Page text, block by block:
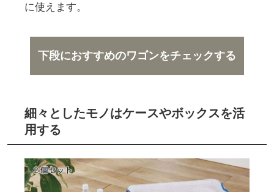
に使えます。
下段におすすめのワゴンをチェックする
細々としたモノはケースやボックスを活
用する